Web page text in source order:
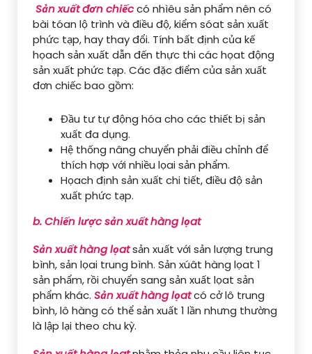
Sản xuất đơn chiếccó nhìêu sản phẩm nên có
bài tóan lộ trình và điều độ, kiểm sóat sản xuất
phức tạp, hay thay đổi. Tính bất định của kế
họach sản xuất dẫn đến thực thi các họat động
sản xuất phức tạp. Các đặc điểm của sản xuất
đơn chiếc bao gồm:
Đầu tư tự động hóa cho các thiết bị sản
xuất đa dụng.
Hệ thống nâng chuyển phải điều chỉnh để
thích hợp với nhiều lọai sản phẩm.
Họach định sản xuất chi tiết, điều độ sản
xuất phức tạp.
b. Chiến lược sản xuất hàng lọat
Sản xuất hàng lọatsản xuất với sản lượng trung
bình, sản lọai trung bình. Sản xúât hàng lọat 1
sản phẩm, rồi chuyển sang sản xuất lọat sản
phẩm khác. Sản xuất hàng lọatcó cở lô trung
bình, lô hàng có thể sản xuất 1 lần nhưng thường
là lập lại theo chu kỳ.